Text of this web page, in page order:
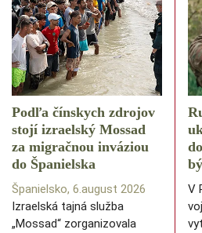
Podľa čínskych zdrojov
stojí izraelský Mossad
za migračnou inváziou
do Španielska
Španielsko, 6.august 2026
Izraelská tajná služba
„Mossad“ zorganizovala
V